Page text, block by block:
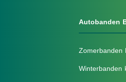
Autobanden
Zomerbanden
Winterbanden